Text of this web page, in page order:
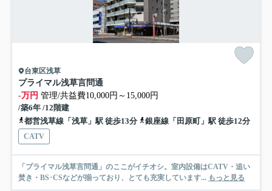
台東区浅草
プライマル浅草言問通
-万円 管理/共益費10,000円～15,000円
/築6年 /12階建
都営浅草線「浅草」駅 徒歩13分
銀座線「田原町」駅 徒歩12分
CATV
「プライマル浅草言問通」のここがイチオシ。室内設備はCATV・追い
焚き・BS･CSなどが揃っており、とても充実しています... もっと見る